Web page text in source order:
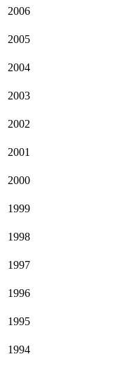
2006
2005
2004
2003
2002
2001
2000
1999
1998
1997
1996
1995
1994